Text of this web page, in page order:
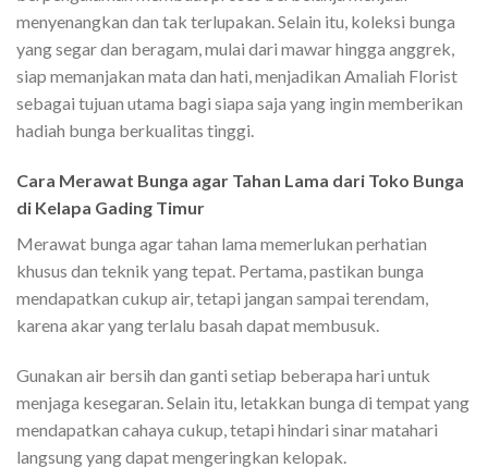
menyenangkan dan tak terlupakan. Selain itu, koleksi bunga
yang segar dan beragam, mulai dari mawar hingga anggrek,
siap memanjakan mata dan hati, menjadikan Amaliah Florist
sebagai tujuan utama bagi siapa saja yang ingin memberikan
hadiah bunga berkualitas tinggi.
Cara Merawat Bunga agar Tahan Lama dari Toko Bunga
di Kelapa Gading Timur
Merawat bunga agar tahan lama memerlukan perhatian
khusus dan teknik yang tepat. Pertama, pastikan bunga
mendapatkan cukup air, tetapi jangan sampai terendam,
karena akar yang terlalu basah dapat membusuk.
Gunakan air bersih dan ganti setiap beberapa hari untuk
menjaga kesegaran. Selain itu, letakkan bunga di tempat yang
mendapatkan cahaya cukup, tetapi hindari sinar matahari
langsung yang dapat mengeringkan kelopak.